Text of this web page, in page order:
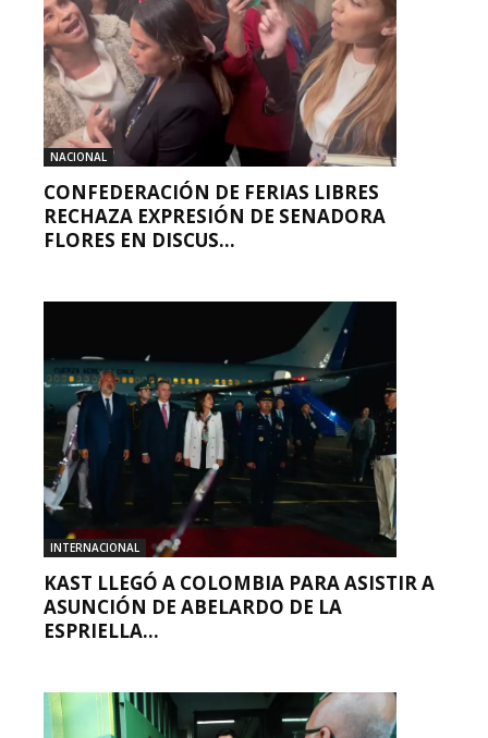
NACIONAL
CONFEDERACIÓN DE FERIAS LIBRES
RECHAZA EXPRESIÓN DE SENADORA
FLORES EN DISCUS...
INTERNACIONAL
KAST LLEGÓ A COLOMBIA PARA ASISTIR A
ASUNCIÓN DE ABELARDO DE LA
ESPRIELLA...